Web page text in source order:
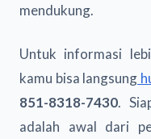
mendukung.
Untuk informasi
kamu bisa langsung
851-8318-7430.
adalah awal dari